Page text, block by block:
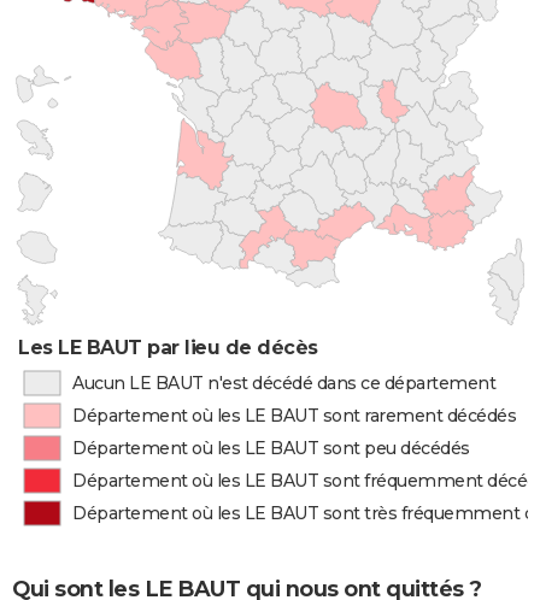
Les LE BAUT par lieu de décès
Aucun LE BAUT n'est décédé dans ce département
Département où les LE BAUT sont rarement décédés
Département où les LE BAUT sont peu décédés
Département où les LE BAUT sont fréquemment
Département où les LE BAUT sont très fréquemment
Qui sont les LE BAUT qui nous ont quittés ?